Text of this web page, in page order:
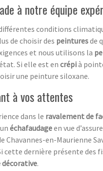
à notre équipe
conditions
de choisir des peinturesde
et nous utilisons la
Si elle est en crépià
une peinture siloxane.
à vos attentes
dans le ravalement de
échafaudageen vue
Chavannes-en-Maurienne
cette dernière présente des
.